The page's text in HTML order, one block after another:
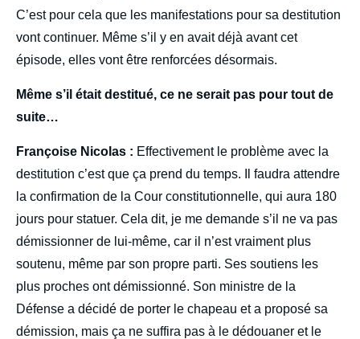
C’est pour cela que les manifestations pour sa destitution
vont continuer. Même s’il y en avait déjà avant cet
épisode, elles vont être renforcées désormais.
Même s’il était destitué, ce ne serait pas pour tout de
suite…
Françoise Nicolas : Effectivement le problème avec la
destitution c’est que ça prend du temps. Il faudra attendre
la confirmation de la Cour constitutionnelle, qui aura 180
jours pour statuer. Cela dit, je me demande s’il ne va pas
démissionner de lui-même, car il n’est vraiment plus
soutenu, même par son propre parti. Ses soutiens les
plus proches ont démissionné. Son ministre de la
Défense a décidé de porter le chapeau et a proposé sa
démission, mais ça ne suffira pas à le dédouaner et le